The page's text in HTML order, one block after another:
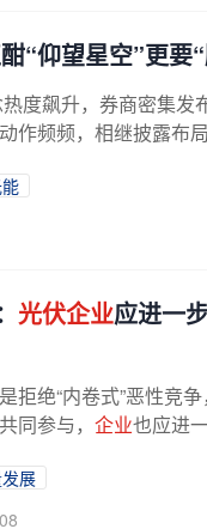
“仰望星空”更要
度飙升，券商密集发
动作频频，相继披露布
光伏企业应进一
拒绝“内卷式”恶性竞
同参与， 企业也应进
展